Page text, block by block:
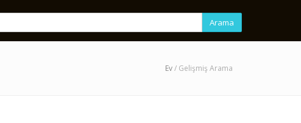
Arama
Ev/ Gelişmiş Arama